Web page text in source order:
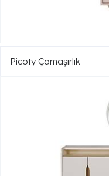
Picoty Çamaşırlık